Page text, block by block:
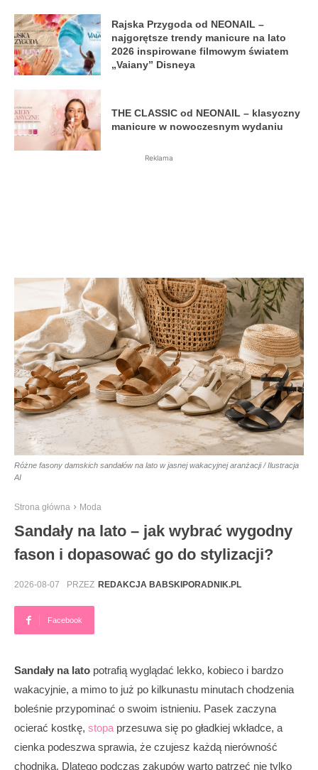
Rajska Przygoda od NEONAIL –
najgorętsze trendy manicure na lato
2026 inspirowane filmowym światem
„Vaiany” Disneya
THE CLASSIC od NEONAIL – klasyczny
manicure w nowoczesnym wydaniu
Reklama